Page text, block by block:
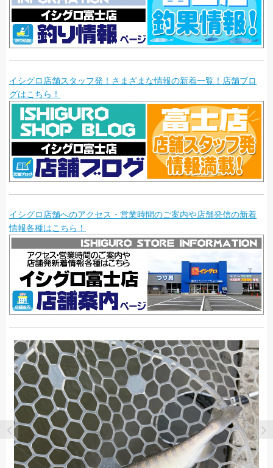
イシグロ店舗スタッフ発！さまざまな情報の新着一覧！店舗ブロ
グはこちら！
イシグロ店舗へのアクセス・営業時間のご案内や店舗発信の新着
情報各種はこちら！